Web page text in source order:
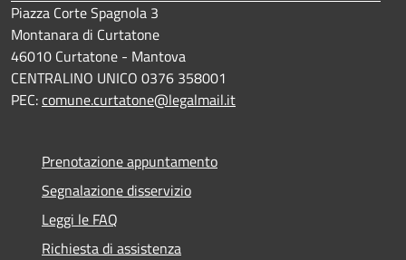
Piazza Corte Spagnola 3
Montanara di Curtatone
46010 Curtatone - Mantova
CENTRALINO UNICO 0376 358001
PEC:comune.curtatone@legalmail.it
Prenotazione appuntamento
Segnalazione disservizio
Leggi le FAQ
Richiesta di assistenza